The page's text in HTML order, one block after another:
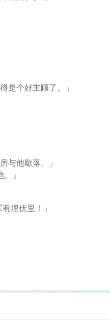
是个好主顾了。」
与他歇落。」
」
埋伏里！」